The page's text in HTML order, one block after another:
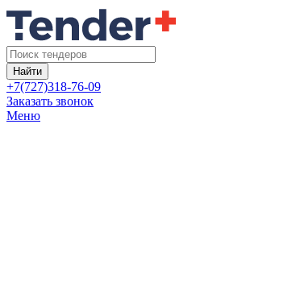
Найти
+7(727)318-76-09
Заказать звонок
Меню